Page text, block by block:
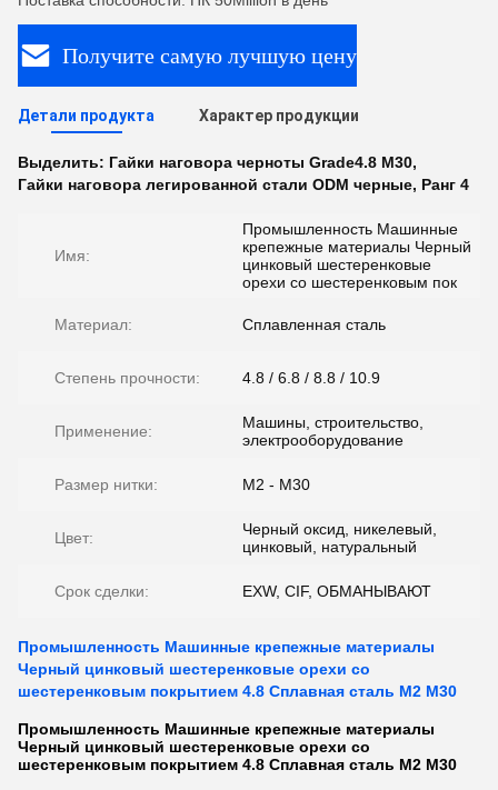
Получите самую лучшую цену
Детали продукта Характер продукции
Выделить: Гайки наговора черноты Grade4.8 M30,
Гайки наговора легированной стали ODM черные, Ранг 4
Имя:
Промышленность Машинные
крепежные материалы Черный
цинковый шестеренковые
орехи со шестеренковым пок
Материал: Сплавленная сталь
Степень прочности: 4.8 / 6.8 / 8.8 / 10.9
Применение:
Машины, строительство,
электрооборудование
Размер нитки: M2 - M30
Цвет:
Черный оксид, никелевый,
цинковый, натуральный
Срок сделки: EXW, CIF, ОБМАНЫВАЮТ
Промышленность Машинные крепежные материалы
Черный цинковый шестеренковые орехи со
шестеренковым покрытием 4.8 Сплавная сталь M2 M30
Промышленность Машинные крепежные материалы
Черный цинковый шестеренковые орехи со
шестеренковым покрытием 4.8 Сплавная сталь M2 M30